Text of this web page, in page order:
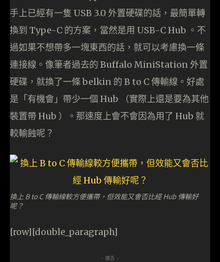
手上已經有一隻 USB 3.0 外置硬碟的話，最簡單轉
換到 Type-C 的方案，當然是用 USB-C Hub 。不
過如果不想帶多一塊東西的話，就可以考慮換一條
連接線。像筆者過去的 Buffalo MiniStation 外置
硬碟，就換了一條 belkin 的 B to C 傳輸線。好處
是「有機會」帶少一個 Hub （實際上還是要為其他
裝置帶 Hub ）。那速度上會不會因為用了 Hub 就
較輸蝕呢？
換上 B to C 傳輸線較方便攜帶，但效能又會否比經 Hub 傳輸好
呢？
[row][double_paragraph]
- 廣告 -